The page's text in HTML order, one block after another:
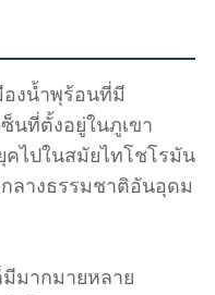
งน้ำพุร้อนที่มี
นที่ตั้งอยู่ในภูเขา
คไปในสมัยไทโชโรมัน
กลางธรรมชาติอันอุดม
มากมายหลาย